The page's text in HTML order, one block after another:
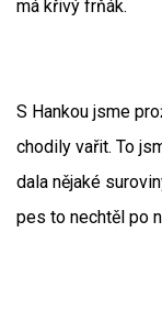
má křivý frňák.
S Hankou jsme
chodily vařit. To
dala nějaké
pes to nechtěl po